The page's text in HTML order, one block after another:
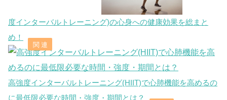
度インターバルトレーニング)の心身への健康効果を総まと
め！
高強度インターバルトレーニング(HIIT)で心肺機能を高めるの
に最低限必要な時間・強度・期間とは？